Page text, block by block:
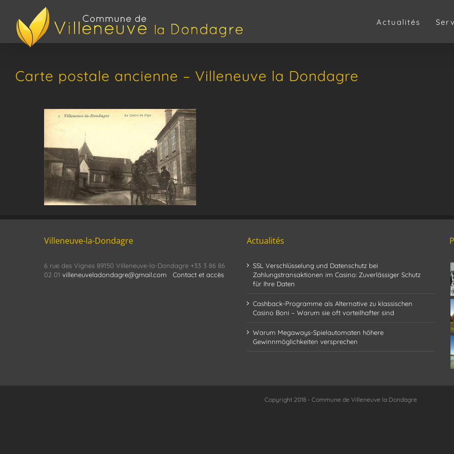
contenu
Actualités
Carte postale ancienne – Villeneuve la Dondagre
Villeneuve-la-Dondagre
6 rue des Vignes 89150 Villeneuve-la-Dondagre +33 3 86 86
02 01 villeneuveladondagre@gmail.com Contact et accès
Actualités
SSL Verschlüsselung und Datenschutz bei
Zahlungstransaktionen im Casino: Zuverlässiger Schutz
für Ihre Daten
Cashback-Programme als Alternative zu klassischen
Casino Boni – Warum sie oft vorteilhafter sind
Warum Megaways-Spielautomaten höhere
Gewinnmöglichkeiten versprechen
Copyright 2018 - Commune de Villeneuve la Dondagre